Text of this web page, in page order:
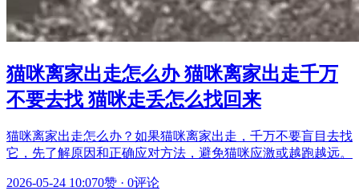
猫咪离家出走怎么办 猫咪离家出走千万
不要去找 猫咪走丢怎么找回来
猫咪离家出走怎么办？如果猫咪离家出走，千万不要盲目去找
它，先了解原因和正确应对方法，避免猫咪应激或越跑越远。
2026-05-24 10:070赞 · 0评论